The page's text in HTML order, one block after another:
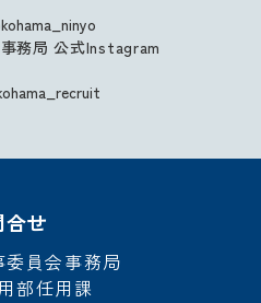
務局 公式Instagram
合せ
員会事務局
部任用課